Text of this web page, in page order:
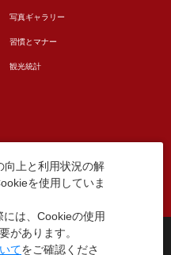
写真ギャラリー
習慣とマナー
観光統計
広告掲載について
観光課
東上野4丁目5番6号
向上と利用状況の解
を使用していま
は、Cookieの使用
があります。
てをご確認くださ